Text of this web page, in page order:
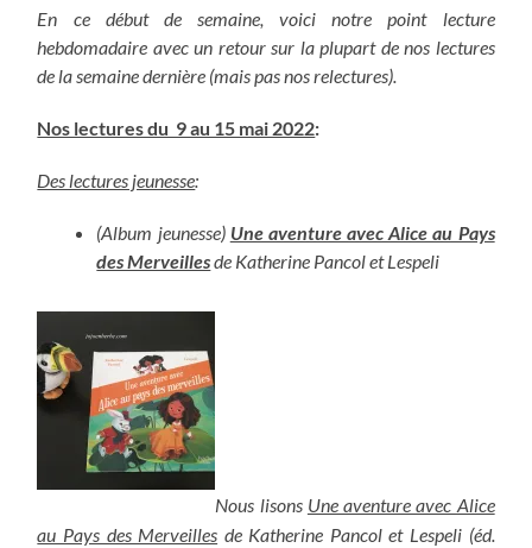
En ce début de semaine, voici notre point lecture
hebdomadaire avec un retour sur la plupart de nos lectures
de la semaine dernière (mais pas nos relectures).
Nos lectures du 9 au 15 mai 2022:
Des lectures jeunesse:
(Album jeunesse) Une aventure avec Alice au Pays
des Merveillesde Katherine Pancol et Lespeli
Nous lisons Une aventure avec Alice
au Pays des Merveilles de Katherine Pancol et Lespeli (éd.